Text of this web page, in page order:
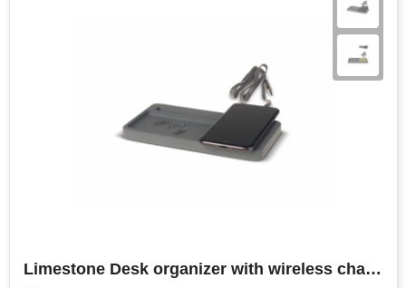
Limestone Desk organizer with wireless charger 5W